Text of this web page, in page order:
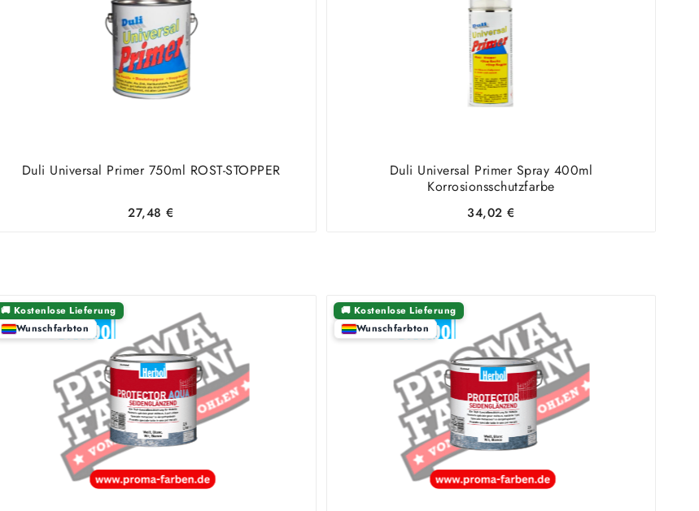
Duli Universal Primer 750ml ROST-STOPPER
27,48€
Duli Universal Primer Spray 400ml
Korrosionsschutzfarbe
34,02€
🚚 Kostenlose Lieferung
Wunschfarbton
🚚 Kostenlose Lieferung
Wunschfarbton